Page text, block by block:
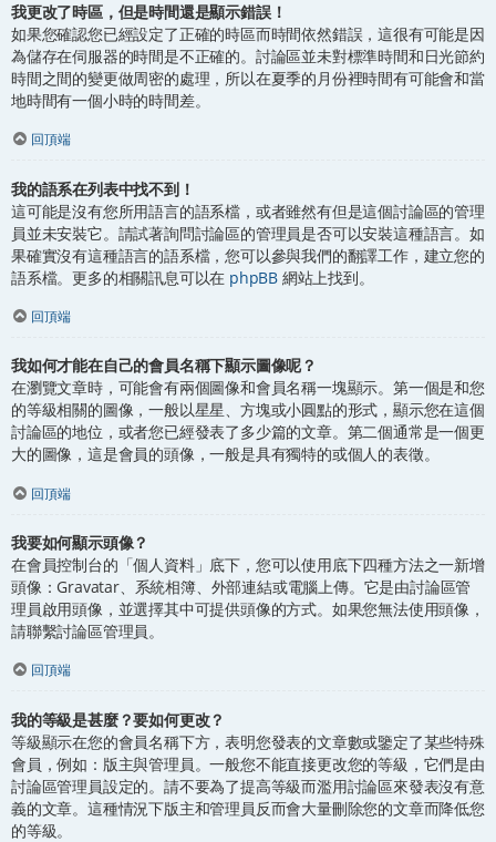
我更改了時區，但是時間還是顯示錯誤！
如果您確認您已經設定了正確的時區而時間依然錯誤，這很有可能是因
為儲存在伺服器的時間是不正確的。討論區並未對標準時間和日光節約
時間之間的變更做周密的處理，所以在夏季的月份裡時間有可能會和當
地時間有一個小時的時間差。
回頂端
我的語系在列表中找不到！
這可能是沒有您所用語言的語系檔，或者雖然有但是這個討論區的管理
員並未安裝它。請試著詢問討論區的管理員是否可以安裝這種語言。如
果確實沒有這種語言的語系檔，您可以參與我們的翻譯工作，建立您的
語系檔。更多的相關訊息可以在 phpBB 網站上找到。
回頂端
我如何才能在自己的會員名稱下顯示圖像呢？
在瀏覽文章時，可能會有兩個圖像和會員名稱一塊顯示。第一個是和您
的等級相關的圖像，一般以星星、方塊或小圓點的形式，顯示您在這個
討論區的地位，或者您已經發表了多少篇的文章。第二個通常是一個更
大的圖像，這是會員的頭像，一般是具有獨特的或個人的表徵。
回頂端
我要如何顯示頭像？
在會員控制台的「個人資料」底下，您可以使用底下四種方法之一新增
頭像：Gravatar、系統相簿、外部連結或電腦上傳。它是由討論區管
理員啟用頭像，並選擇其中可提供頭像的方式。如果您無法使用頭像，
請聯繫討論區管理員。
回頂端
我的等級是甚麼？要如何更改？
等級顯示在您的會員名稱下方，表明您發表的文章數或鑒定了某些特殊
會員，例如：版主與管理員。一般您不能直接更改您的等級，它們是由
討論區管理員設定的。請不要為了提高等級而濫用討論區來發表沒有意
義的文章。這種情況下版主和管理員反而會大量刪除您的文章而降低您
的等級。